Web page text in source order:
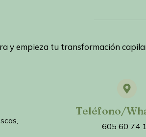
y empieza tu transformación
Teléfono/
605 60 74